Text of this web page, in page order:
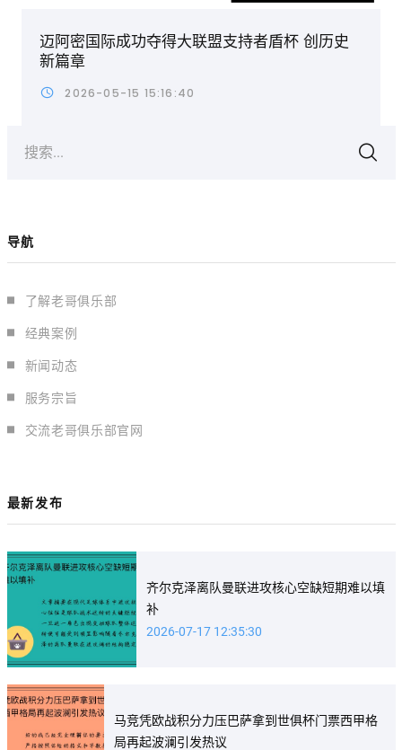
迈阿密国际成功夺得大联盟支持者盾杯 创历史
新篇章
2026-05-15 15:16:40
搜索...
导航
了解老哥俱乐部
经典案例
新闻动态
服务宗旨
交流老哥俱乐部官网
最新发布
齐尔克泽离队曼联进攻核心空缺短期难以填
补
2026-07-17 12:35:30
马竞凭欧战积分力压巴萨拿到世俱杯门票西甲格
局再起波澜引发热议